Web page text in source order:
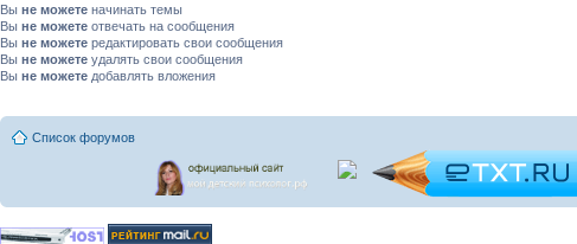
Вы не можете начинать темы
Вы не можете отвечать на сообщения
Вы не можете редактировать свои сообщения
Вы не можете удалять свои сообщения
Вы не можете добавлять вложения
Список форумов